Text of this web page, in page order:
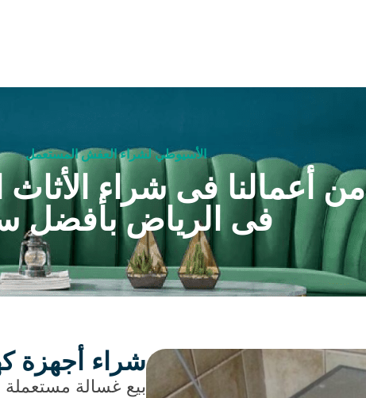
الأسيوطي لشراء العفش المستعمل
من أعمالنا فى شراء
فى الرياض بأفضل
شراء أجهزة
بيع غسالة